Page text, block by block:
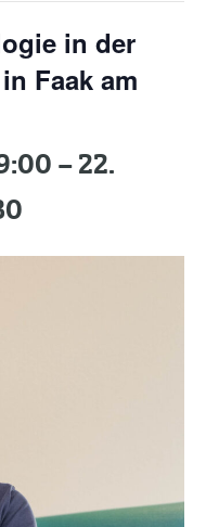
in der
Faak am
– 22.